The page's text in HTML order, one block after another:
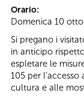
Orario:
Domenica 10
Si pregano i
in anticipo
espletare le
105 per
cultura e alle